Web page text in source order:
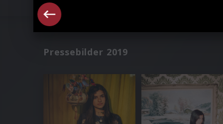
Pressebilder 2019